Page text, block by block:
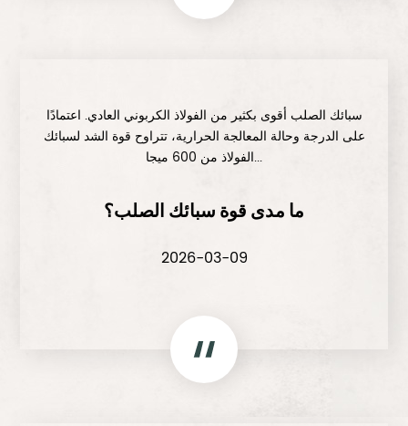
سبائك الصلب أقوى بكثير من الفولاذ الكربوني العادي. اعتمادًا
على الدرجة وحالة المعالجة الحرارية، تتراوح قوة الشد لسبائك
الفولاذ من 600 ميجا...
ما مدى قوة سبائك الصلب؟
2026-03-09